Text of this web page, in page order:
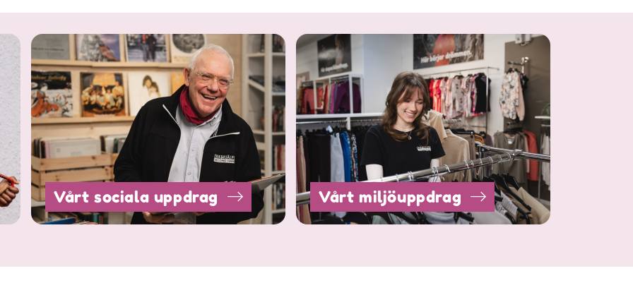
Vårt sociala uppdrag Vårt miljöuppdrag